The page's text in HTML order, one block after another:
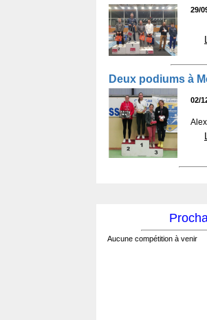
29/
Deux podiums à
02/
Aucune compétition à venir